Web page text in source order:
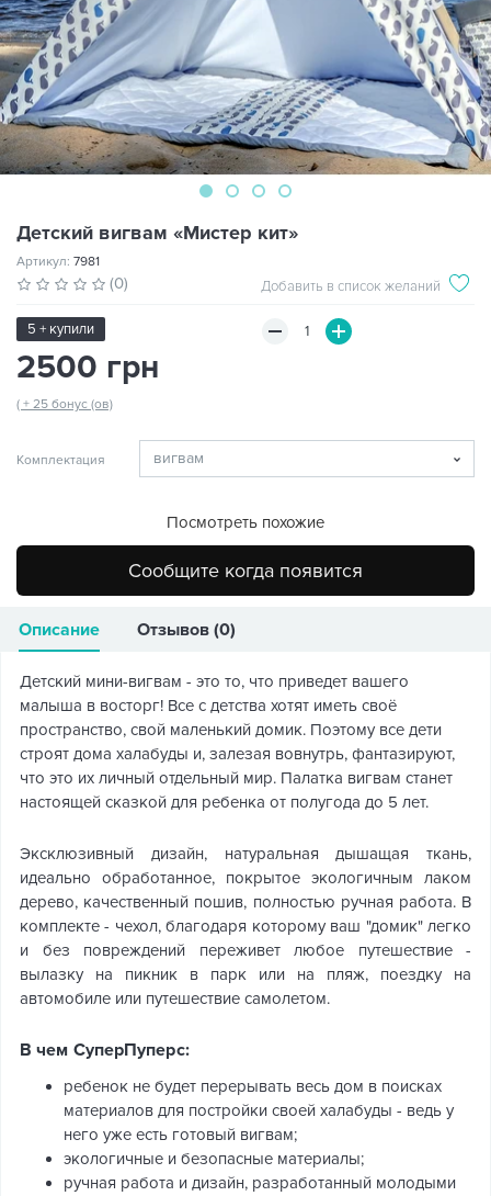
Детский вигвам «Мистер кит»
Артикул: 7981
(0) Добавить в список желаний
5 + купили
2500 грн
( + 25 бонус (ов)
Комплектация
Посмотреть похожие
Сообщите когда появится
Описание Отзывов (0)
Детский мини-вигвам - это то, что приведет вашего
малыша в восторг! Все с детства хотят иметь своё
пространство, свой маленький домик. Поэтому все дети
строят дома халабуды и, залезая вовнутрь, фантазируют,
что это их личный отдельный мир. Палатка вигвам станет
настоящей сказкой для ребенка от полугода до 5 лет.
Эксклюзивный дизайн, натуральная дышащая ткань,
идеально обработанное, покрытое экологичным лаком
дерево, качественный пошив, полностью ручная работа. В
комплекте - чехол, благодаря которому ваш "домик" легко
и без повреждений переживет любое путешествие -
вылазку на пикник в парк или на пляж, поездку на
автомобиле или путешествие самолетом.
В чем СуперПуперс:
ребенок не будет перерывать весь дом в поисках
материалов для постройки своей халабуды - ведь у
него уже есть готовый вигвам;
экологичные и безопасные материалы;
ручная работа и дизайн, разработанный молодыми